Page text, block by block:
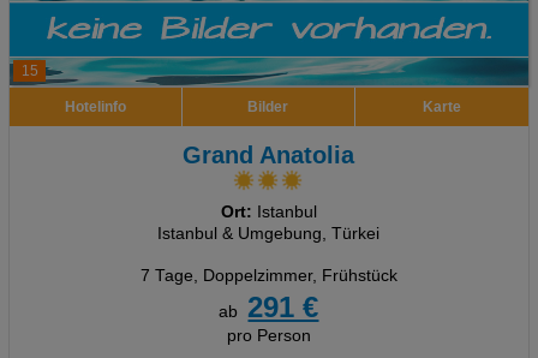
15
Hotelinfo Bilder Karte
Grand Anatolia
Ort: Istanbul
Istanbul & Umgebung, Türkei
7 Tage, Doppelzimmer, Frühstück
ab
291 €
pro Person